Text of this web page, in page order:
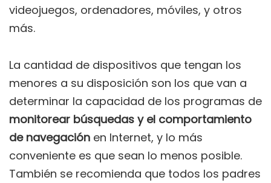
videojuegos, ordenadores, móviles, y otros
más.
La cantidad de dispositivos que tengan los
menores a su disposición son los que van a
determinar la capacidad de los programas de
monitorear búsquedas y el comportamiento
de navegación en Internet, y lo más
conveniente es que sean lo menos posible.
También se recomienda que todos los padres